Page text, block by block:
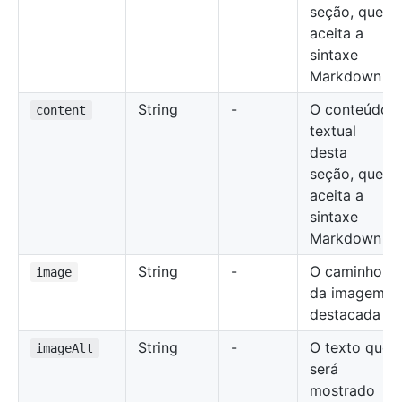
seção, que
aceita a
sintaxe
Markdown
content String -
O conteúdo
textual
desta
seção, que
aceita a
sintaxe
Markdown
image String -
O caminho
da imagem
destacada
imageAlt String -
O texto que
será
mostrado